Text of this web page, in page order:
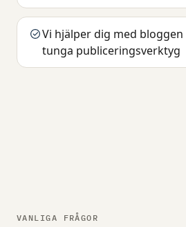
Vi hjälper dig med
tunga publiceringsverktyg
VANLIGA FRÅGOR